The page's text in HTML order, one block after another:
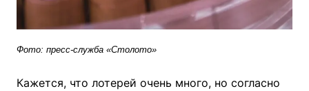
Фото: пресс-служба «Столото»
Кажется, что лотерей очень много, но согласно